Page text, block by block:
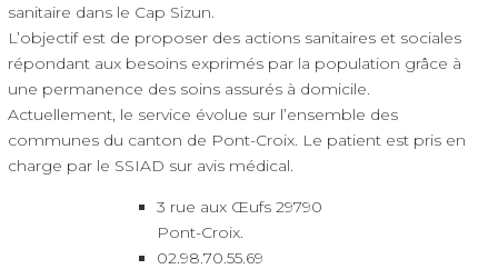
sanitaire dans le Cap Sizun.
L’objectif est de proposer des actions sanitaires et sociales
répondant aux besoins exprimés par la population grâce à
une permanence des soins assurés à domicile.
Actuellement, le service évolue sur l’ensemble des
communes du canton de Pont-Croix. Le patient est pris en
charge par le SSIAD sur avis médical.
3 rue aux Œufs 29790
Pont-Croix.
02.98.70.55.69